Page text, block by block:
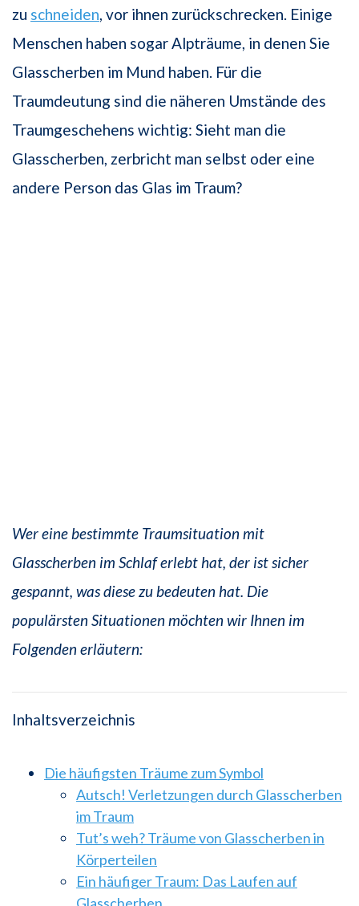
zu schneiden , vor ihnen zurückschrecken. Einige
Menschen haben sogar Alpträume, in denen Sie
Glasscherben im Mund haben. Für die
Traumdeutung sind die näheren Umstände des
Traumgeschehens wichtig: Sieht man die
Glasscherben, zerbricht man selbst oder eine
andere Person das Glas im Traum?
Wer eine bestimmte Traumsituation mit
Glasscherben im Schlaf erlebt hat, der ist sicher
gespannt, was diese zu bedeuten hat. Die
populärsten Situationen möchten wir Ihnen im
Folgenden erläutern:
Inhaltsverzeichnis
Die häufigsten Träume zum Symbol
Autsch! Verletzungen durch Glasscherben
im Traum
Tut’s weh? Träume von Glasscherben in
Körperteilen
Ein häufiger Traum: Das Laufen auf
Glasscherben